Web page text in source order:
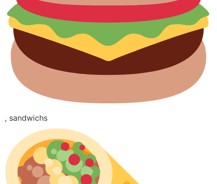
, sandwichs